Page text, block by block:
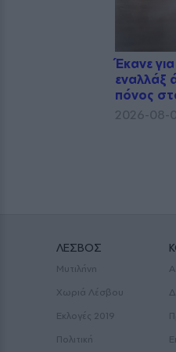
Έκανε
εναλλάξ
πόνος
2026-08-
ΛΕΣΒΟΣ
Μυτιλήνη
Χωριά Λέσβου
Εκλογές 2019
Πολιτική